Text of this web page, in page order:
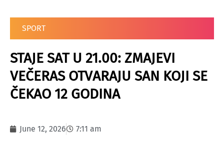
SPORT
STAJE SAT U 21.00: ZMAJEVI
VEČERAS OTVARAJU SAN KOJI SE
ČEKAO 12 GODINA
June 12, 2026 7:11 am